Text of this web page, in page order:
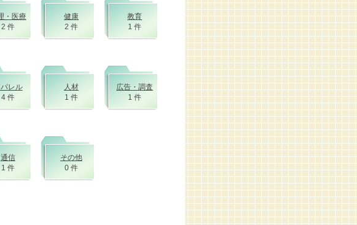
・医療
2 件
健康
2 件
教育
1 件
レル
4 件
人材
1 件
広告・調査
1 件
通信
1 件
その他
0 件